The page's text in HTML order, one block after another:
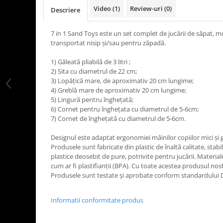
LEGO Creator Expert
LEGO Architecture
LEGO Speed Champions
Descriere Video(1) Review-uri (0)
7 in 1 Sand Toys este un set complet de jucării de săpat,
transportat nisip și/sau pentru zăpadă.
1) Găleată pliabilă de 3 litri ;
2) Sita cu diametrul de 22 cm;
3) Lopățică mare, de aproximativ 20 cm lungime;
4) Greblă mare de aproximativ 20 cm lungime;
5) Lingură pentru înghețată;
6) Cornet pentru înghețata cu diametrul de 5-6cm;
7) Cornet de înghețată cu diametrul de 5-6cm.
Designul este adaptat ergonomiei mâinilor copiilor mici și
Produsele sunt fabricate din plastic de înaltă calitate,
plastice deosebit de pure, potrivite pentru jucării.
cum ar fi plastifianții (BPA). Cu toate acestea produsul
Produsele sunt testate și aprobate conform standardului
Informatii conformitate produs